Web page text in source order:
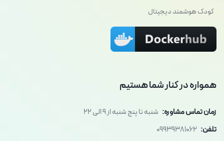
کودک هوشمند دیجیتال
همواره در کنار شما هستیم
زمان تماس مشاوره: شنبه تا پنج شنبه از 9 الی 22
تلفن: 09939381062